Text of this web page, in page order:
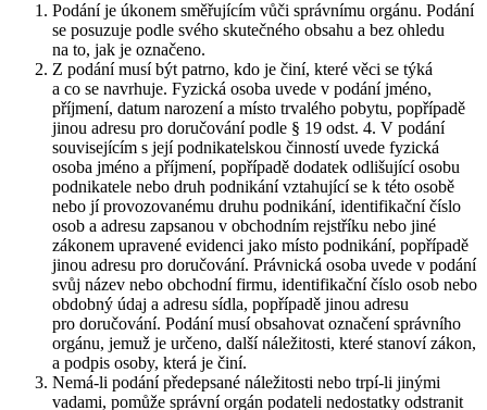
Podání je úkonem směřujícím vůči správnímu orgánu. Podání
se posuzuje podle svého skutečného obsahu a bez ohledu
na to, jak je označeno.
Z podání musí být patrno, kdo je činí, které věci se týká
a co se navrhuje. Fyzická osoba uvede v podání jméno,
příjmení, datum narození a místo trvalého pobytu, popřípadě
jinou adresu pro doručování podle § 19 odst. 4. V podání
souvisejícím s její podnikatelskou činností uvede fyzická
osoba jméno a příjmení, popřípadě dodatek odlišující osobu
podnikatele nebo druh podnikání vztahující se k této osobě
nebo jí provozovanému druhu podnikání, identifikační číslo
osob a adresu zapsanou v obchodním rejstříku nebo jiné
zákonem upravené evidenci jako místo podnikání, popřípadě
jinou adresu pro doručování. Právnická osoba uvede v podání
svůj název nebo obchodní firmu, identifikační číslo osob nebo
obdobný údaj a adresu sídla, popřípadě jinou adresu
pro doručování. Podání musí obsahovat označení správního
orgánu, jemuž je určeno, další náležitosti, které stanoví zákon,
a podpis osoby, která je činí.
Nemá-li podání předepsané náležitosti nebo trpí-li jinými
vadami, pomůže správní orgán podateli nedostatky odstranit